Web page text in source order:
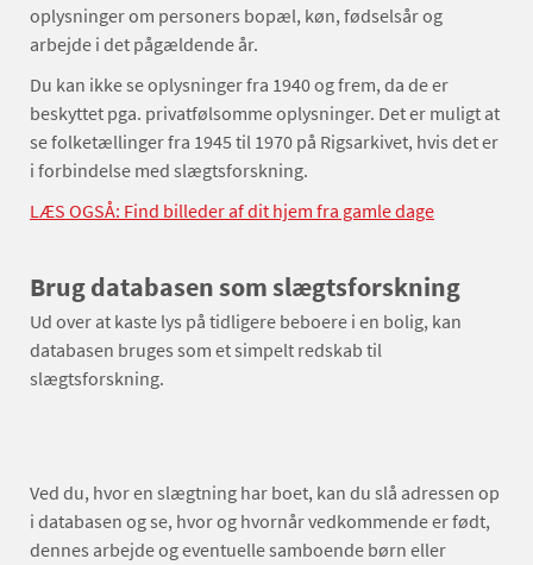
oplysninger om personers bopæl, køn, fødselsår og
arbejde i det pågældende år.
Du kan ikke se oplysninger fra 1940 og frem, da de er
beskyttet pga. privatfølsomme oplysninger. Det er muligt at
se folketællinger fra 1945 til 1970 på Rigsarkivet, hvis det er
i forbindelse med slægtsforskning.
LÆS OGSÅ: Find billeder af dit hjem fra gamle dage
Brug databasen som slægtsforskning
Ud over at kaste lys på tidligere beboere i en bolig, kan
databasen bruges som et simpelt redskab til
slægtsforskning.
Ved du, hvor en slægtning har boet, kan du slå adressen op
i databasen og se, hvor og hvornår vedkommende er født,
dennes arbejde og eventuelle samboende børn eller